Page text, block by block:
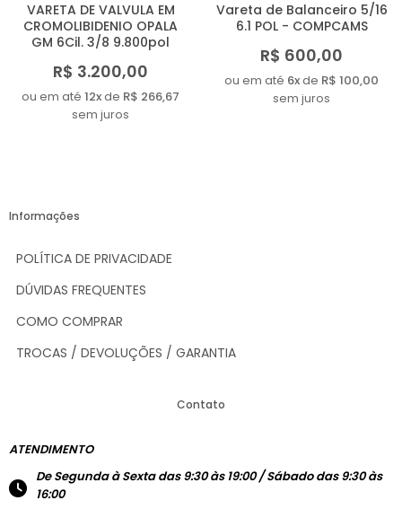
VARETA DE VALVULA EM
CROMOLIBIDENIO OPALA
GM 6Cil. 3/8 9.800pol
R$ 3.200,00
ou em até 12xde R$ 266,67
sem juros
Vareta de Balanceiro 5/16
6.1 POL - COMPCAMS
R$ 600,00
ou em até 6xde R$ 100,00
sem juros
Informações
POLÍTICA DE PRIVACIDADE
DÚVIDAS FREQUENTES
COMO COMPRAR
TROCAS / DEVOLUÇÕES / GARANTIA
Contato
ATENDIMENTO
De Segunda à Sexta das 9:30 às 19:00 / Sábado das 9:30 às
16:00